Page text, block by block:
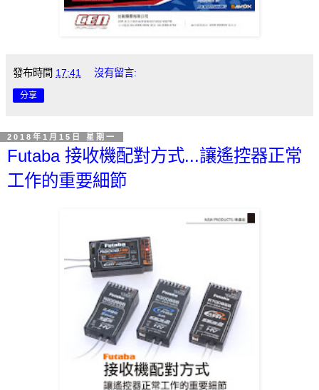
發布時間 17:41 沒有留言:
分享
2018年1月15日 星期一
Futaba 接收機配對方式...讓遙控器正常
工作的重要細節